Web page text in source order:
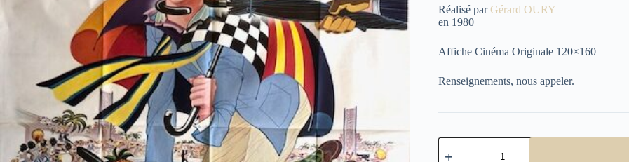
Réalisé parGérard OURY
en 1980
Affiche Cinéma Originale 120×160
Renseignements, nous appeler.
quantité
de